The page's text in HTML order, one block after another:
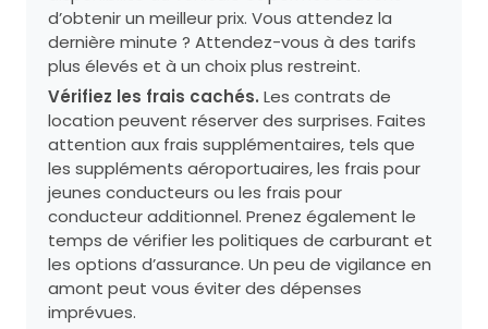
d’obtenir un meilleur prix. Vous attendez la
dernière minute ? Attendez-vous à des tarifs
plus élevés et à un choix plus restreint.
Vérifiez les frais cachés. Les contrats de
location peuvent réserver des surprises. Faites
attention aux frais supplémentaires, tels que
les suppléments aéroportuaires, les frais pour
jeunes conducteurs ou les frais pour
conducteur additionnel. Prenez également le
temps de vérifier les politiques de carburant et
les options d’assurance. Un peu de vigilance en
amont peut vous éviter des dépenses
imprévues.